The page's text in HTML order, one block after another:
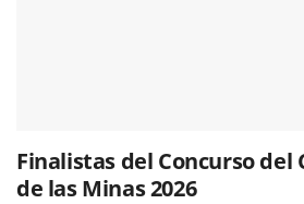
Finalistas del Concurso del
de las Minas 2026